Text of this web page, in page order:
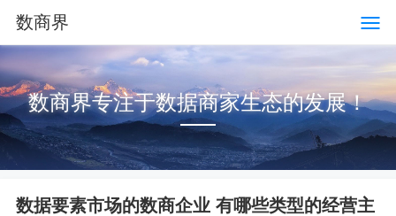
数商界
数商界专注于数据商家生态的发展！
数据要素市场的数商企业 有哪些类型的经营主